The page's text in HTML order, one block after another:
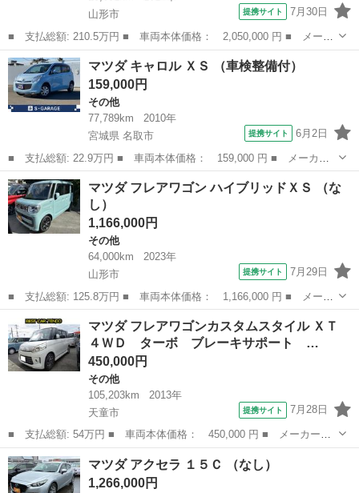
山形市
提携サイト 7月30日
■ 支払総額: 210.5万円 ■ 車両本体価格： 2,050,000 円 ■ メーカ
ー名： マツダ ■ 車種名： フレアワゴンカスタムスタイル ■ グ
レード名： ＸＴ ４ＷＤ／１オーナ／デュアルセンサーブレーキ／
ＨＵＤ／...
山形 山形市 その他
マツダ キャロル ＸＳ （車検整備付）
159,000円
その他
77,789km
2010年
宮城県 名取市
提携サイト 6月2日
■ 支払総額: 22.9万円 ■ 車両本体価格： 159,000 円 ■ メーカー
名： マツダ ■ 車種名： キャロル ■ グレード名： ＸＳ ■ 排
気量： 660cc ■ ドア枚数： 5D ■ ミッション： CVT ■ ...
宮城 名取市 その他
マツダ フレアワゴン ハイブリッドＸＳ （な
し）
1,166,000円
その他
64,000km
2023年
山形市
提携サイト 7月29日
■ 支払総額: 125.8万円 ■ 車両本体価格： 1,166,000 円 ■ メーカ
ー名： マツダ ■ 車種名： フレアワゴン ■ グレード名： ハイ
ブリッドＸＳ ■ 排気量： 660cc ■ ドア枚数： 5D ■ ミッ...
山形 山形市 その他
マツダ フレアワゴンカスタムスタイル ＸＴ
４ＷＤ ターボ ブレーキサポート …
450,000円
その他
105,203km
2013年
天童市
提携サイト 7月28日
■ 支払総額: 54万円 ■ 車両本体価格： 450,000 円 ■ メーカー
名： マツダ ■ 車種名： フレアワゴンカスタムスタイル ■ グレ
ード名： ＸＴ ４ＷＤ ターボ ブレーキサポート 横滑防止機
能 ドライブレコー...
山形 天童市 その他
マツダ アクセラ １５Ｃ （なし）
1,266,000円